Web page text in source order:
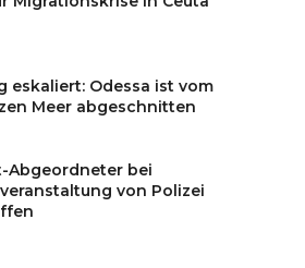
eskaliert: Odessa ist vom
Meer abgeschnitten
Abgeordneter bei
von Polizei